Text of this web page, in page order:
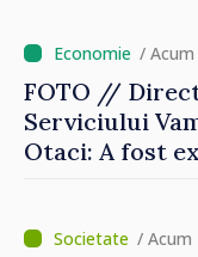
/ Acum
FOTO //
Serviciului
Otaci: A fost
performant/ Acum